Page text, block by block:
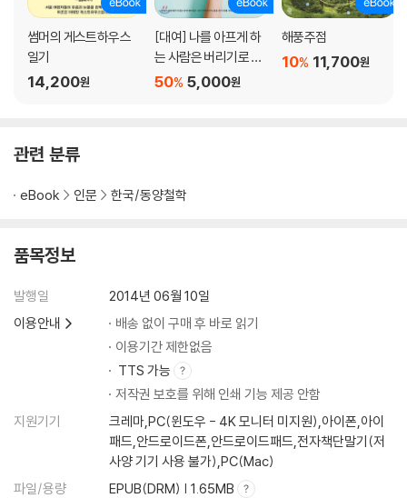
썸머의 게스트하우스
일기
14,200원
[대여] 나를 아프게 하
는 사람은 버리기로 했
다
5,000원
50%
해풍주점
11,700원
10%
관련 분류
eBook 인문 한국/동양철학
품목정보
발행일
2014년 06월 10일
이용안내
배송 없이 구매 후 바로 읽기
이용기간 제한없음
TTS 가능
저작권 보호를 위해 인쇄 기능 제공 안함
지원기기
크레마,PC(윈도우 - 4K 모니터 미지원),아이폰,아이
패드,안드로이드폰,안드로이드패드,전자책단말기(저
사양 기기 사용 불가),PC(Mac)
파일/용량
EPUB(DRM) | 1.65MB